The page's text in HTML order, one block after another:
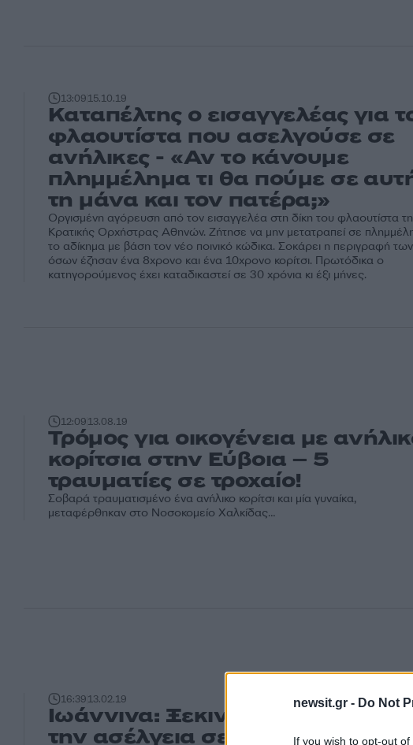
newsit.gr - Do Not
If you wish to opt-out
13:0915.10.19
Καταπέλτης ο εισαγγελέας για
φλαουτίστα που ασελγούσε σε
ανήλικες - «Αν το κάνουμε
πλημμέλημα τι θα πούμε σε
τη μάνα και τον πατέρα;»
Οργισμένη αγόρευση από τον εισαγγελέα στη δίκη του φλαουτίστα
Κρατικής Ορχήστρας Αθηνών. Ζήτησε να μην μετατραπεί σε
το αδίκημα με βάση τον νέο ποινικό κώδικα. Σοκάρει η περιγραφή των
όσων έζησαν ένα 8χρονο και ένα 10χρονο κορίτσι. Πρωτόδικα ο
κατηγορούμενος έχει καταδικαστεί σε 30 χρόνια κι έξι μήνες.
12:0913.08.19
Τρόμος για οικογένεια με
κορίτσια στην Εύβοια – 5
τραυματίες σε τροχαίο!
Σοβαρά τραυματισμένο ένα ανήλικο κορίτσι και μία γυναίκα,
μεταφέρθηκαν στο Νοσοκομείο Χαλκίδας…
16:3913.02.19
Ιωάννινα: Ξεκινά το εφετείο για
την ασέλγεια σε δύο ανήλικες